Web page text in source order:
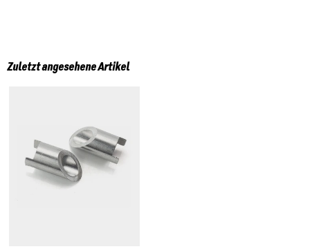
Zuletzt angesehene Artikel